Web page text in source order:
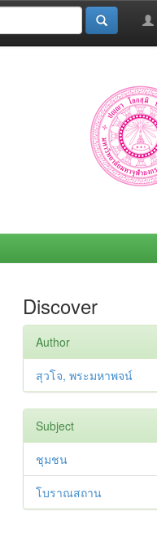
Discover
Author
สุวโจ, พระมหาพจน์
Subject
ชุมชน
โบราณสถาน